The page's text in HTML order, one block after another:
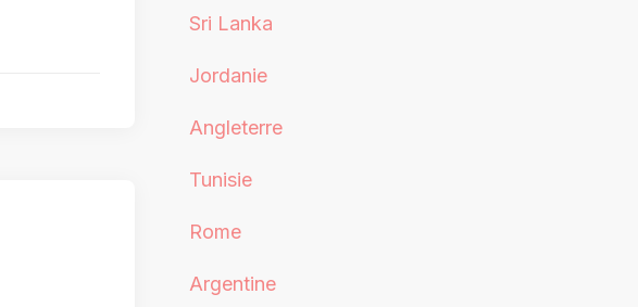
Sri Lanka
Jordanie
Angleterre
Tunisie
Rome
Argentine